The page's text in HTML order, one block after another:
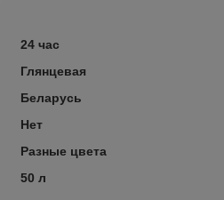
24 час
Глянцевая
Беларусь
Нет
Разные цвета
50 л